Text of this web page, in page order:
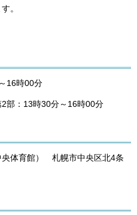
。
16時00分
部：13時30分～16時00分
央体育館） 札幌市中央区北4条